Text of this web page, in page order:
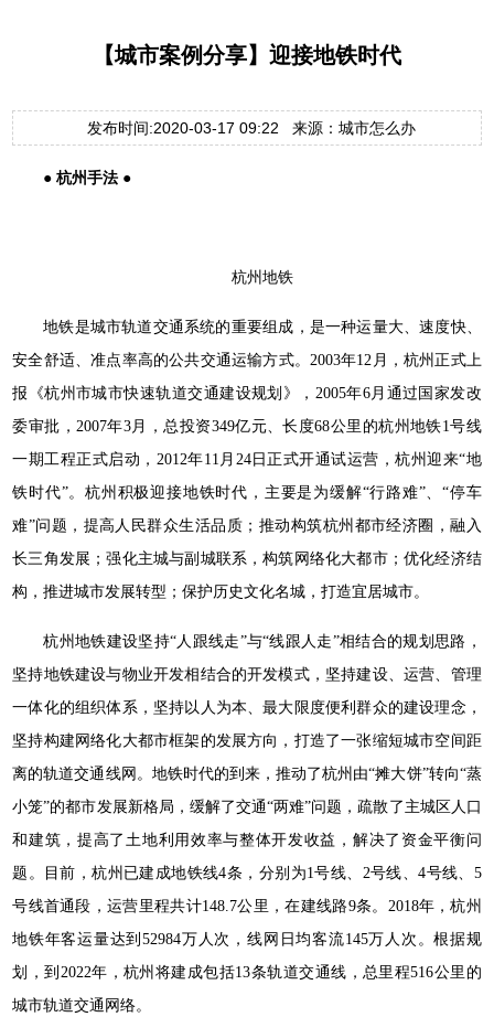
【城市案例分享】迎接地铁时代
发布时间:2020-03-17 09:22 来源：城市怎么办
● 杭州手法 ●
杭州地铁
地铁是城市轨道交通系统的重要组成，是一种运量大、速度快、
安全舒适、准点率高的公共交通运输方式。2003年12月，杭州正式上
报《杭州市城市快速轨道交通建设规划》，2005年6月通过国家发改
委审批，2007年3月，总投资349亿元、长度68公里的杭州地铁1号线
一期工程正式启动，2012年11月24日正式开通试运营，杭州迎来“地
铁时代”。杭州积极迎接地铁时代，主要是为缓解“行路难”、“停车
难”问题，提高人民群众生活品质；推动构筑杭州都市经济圈，融入
长三角发展；强化主城与副城联系，构筑网络化大都市；优化经济结
构，推进城市发展转型；保护历史文化名城，打造宜居城市。
杭州地铁建设坚持“人跟线走”与“线跟人走”相结合的规划思路，
坚持地铁建设与物业开发相结合的开发模式，坚持建设、运营、管理
一体化的组织体系，坚持以人为本、最大限度便利群众的建设理念，
坚持构建网络化大都市框架的发展方向，打造了一张缩短城市空间距
离的轨道交通线网。地铁时代的到来，推动了杭州由“摊大饼”转向“蒸
小笼”的都市发展新格局，缓解了交通“两难”问题，疏散了主城区人口
和建筑，提高了土地利用效率与整体开发收益，解决了资金平衡问
题。目前，杭州已建成地铁线4条，分别为1号线、2号线、4号线、5
号线首通段，运营里程共计148.7公里，在建线路9条。2018年，杭州
地铁年客运量达到52984万人次，线网日均客流145万人次。根据规
划，到2022年，杭州将建成包括13条轨道交通线，总里程516公里的
城市轨道交通网络。